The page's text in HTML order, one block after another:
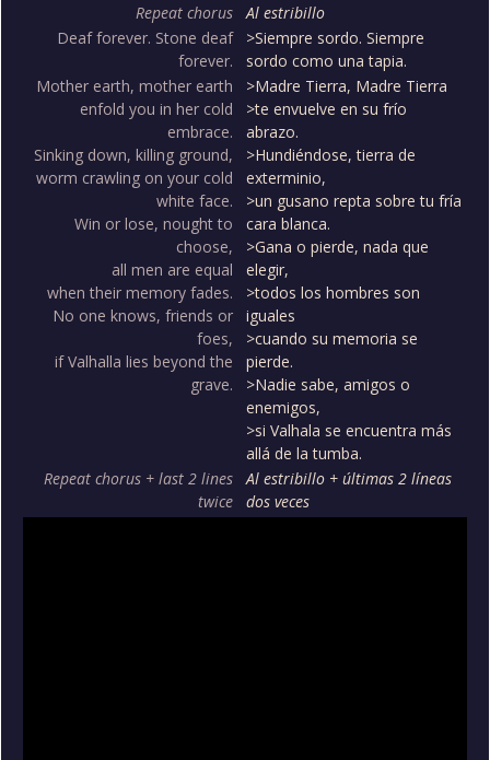
Repeat chorus
Al estribillo
Deaf forever. Stone deaf
forever.
>Siempre sordo. Siempre
sordo como una tapia.
Mother earth, mother earth
enfold you in her cold
embrace.
Sinking down, killing ground,
worm crawling on your cold
white face.
Win or lose, nought to
choose,
all men are equal
when their memory fades.
No one knows, friends or
foes,
if Valhalla lies beyond the
grave.
>Madre Tierra, Madre Tierra
>te envuelve en su frío
abrazo.
>Hundiéndose, tierra de
exterminio,
>un gusano repta sobre tu fría
cara blanca.
>Gana o pierde, nada que
elegir,
>todos los hombres son
iguales
>cuando su memoria se
pierde.
>Nadie sabe, amigos o
enemigos,
>si Valhala se encuentra más
allá de la tumba.
Repeat chorus + last 2 lines
twice
Al estribillo + últimas 2 líneas
dos veces